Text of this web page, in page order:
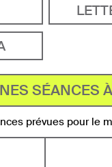
SÉANCES
prévues pour le